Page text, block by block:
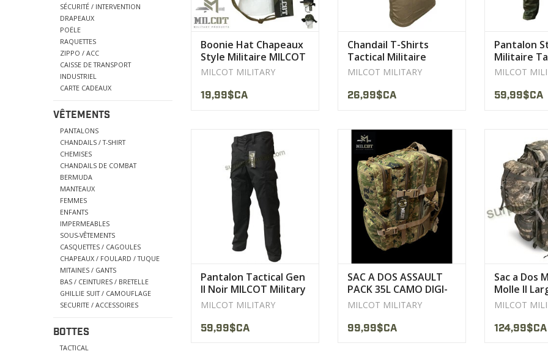
SÉCURITÉ / INTERVENTION
DRAPEAUX
POËLE
RAQUETTES
ZIPPO / ACC
CAISSE DE TRANSPORT
INDUSTRIEL
CARTE CADEAUX
VÊTEMENTS
PANTALONS
CHANDAILS / T-SHIRT
CHEMISES
CHANDAILS DE COMBAT
BERMUDA
MANTEAUX
FEMMES
ENFANTS
IMPERMEABLES
SOUS-VÊTEMENTS
CASQUETTES / CAGOULES
CHAPEAUX / FOULARD / TUQUE
MITAINES / GANTS
BAS / CEINTURES / BRETELLE
GHILLIE SUIT / CAMOUFLAGE
SECURITE / ACCESSOIRES
BOTTES
TACTICAL
Boonie Hat Chapeaux
Style Militaire MILCOT
MILCOT MILITARY
19,99$CA
Chandail T-Shirts
Tactical Militaire
Coyote Milcot
MILCOT MILITARY
26,99$CA
Pantalon
Militaire
Woodland
MILCOT
59,99$CA
Le Pantalon Milcot Version
Tactical
sont la Génération II du Premier.
AFFICHER LE PRODUIT
Pantalon Tactical Gen
II Noir MILCOT Military
MILCOT MILITARY
59,99$CA
Fermetures à glissière YKK
durables bidirectionnel
paracorde.
Doublure: 100% Polyester.
AFFICHER LE PRODUIT
SAC A DOS ASSAULT
PACK 35L CAMO DIGI-
TAN MILCOT
MILCOT MILITARY
99,99$CA
AFFICHER
Sac a Dos
Molle II
Américain
MILCOT
124,99$CA